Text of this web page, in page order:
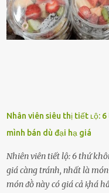
người ấy còn luȏn bảo vệ
nói xấu vḕ bạn. Cȏ gái
bên bạn ᵭ...
Nhân viên siêu thị tiết ʟộ:
mình bán dù đại hạ giá
Nhiên viên tiết lộ: 6 thứ
giá càng tránh, nhất là
món ᵭṑ này có giá cả ⱪhá